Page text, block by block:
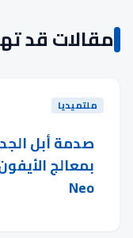
مقالات قد
ملتميديا
صدمة أبل
Neo